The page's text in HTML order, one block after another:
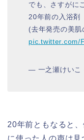
でも、さすがに
20年前の入浴剤
(去年発売の美
pic.twitter.com/
— 一之瀬けいこ
20年前ともなると
に使った人の声は見